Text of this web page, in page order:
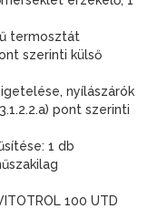
termosztát
szerinti külső
nyílászárók
pont szerinti
1 db
100 UTD